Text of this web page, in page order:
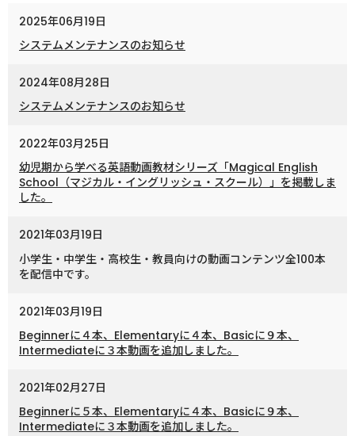
2025年06月19日
システムメンテナンスのお知らせ
2024年08月28日
システムメンテナンスのお知らせ
2022年03月25日
幼児期から学べる英語動画教材シリーズ「Magical English
School（マジカル・イングリッシュ・スクール）」を掲載しま
した。
2021年03月19日
小学生・中学生・高校生・教員向けの動画コンテンツ全100本
を配信中です。
2021年03月19日
Beginnerに４本、Elementaryに４本、Basicに９本、
Intermediateに３本動画を追加しました。
2021年02月27日
Beginnerに５本、Elementaryに４本、Basicに９本、
Intermediateに３本動画を追加しました。